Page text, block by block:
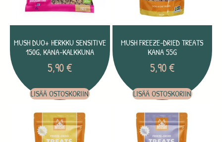
MUSH DUO+ HERKKU SENSITIVE
150G, KANA-KALKKUNA
5,90€
LISÄÄ OSTOSKORIIN
MUSH FREEZE-DRIED TREATS
KANA 55G
5,90€
LISÄÄ OSTOSKORIIN